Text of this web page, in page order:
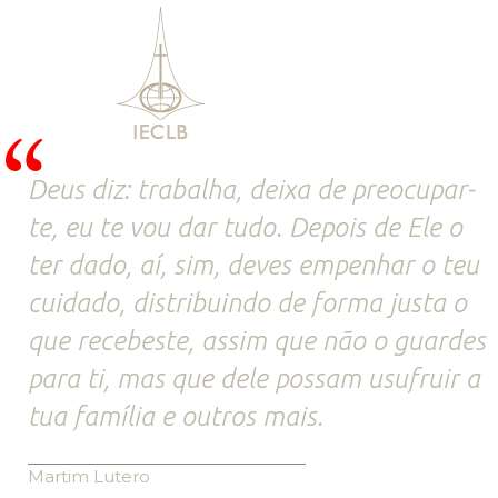
Deus diz: trabalha, deixa de preocupar-
te, eu te vou dar tudo. Depois de Ele o
ter dado, aí, sim, deves empenhar o teu
cuidado, distribuindo de forma justa o
que recebeste, assim que não o guardes
para ti, mas que dele possam usufruir a
tua família e outros mais.
Martim Lutero